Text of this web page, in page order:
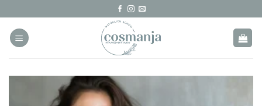
Inhalt
springen